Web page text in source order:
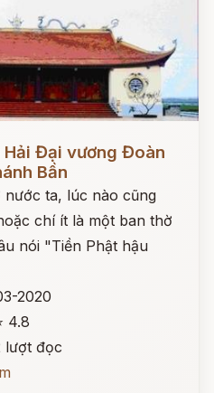
Đại vương Đoàn
Bần
ta, lúc nào cũng
chí ít là một ban thờ
nói "Tiền Phật hậu
2020
4.8
lượt đọc